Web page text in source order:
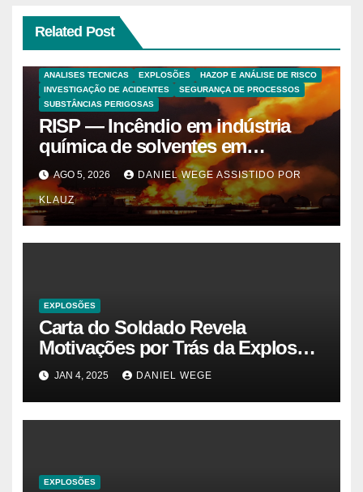
Related Post
ANALISES TECNICAS EXPLOSÕES
HAZOP E ANÁLISE DE RISCO
INVESTIGAÇÃO DE ACIDENTES
SEGURANÇA DE PROCESSOS
SUBSTÂNCIAS PERIGOSAS
RISP — Incêndio em indústria
química de solventes em
Itaquaquecetuba/SP
(UNIQUIMA/Quema)
AGO 5, 2026 DANIEL WEGE ASSISTIDO POR
KLAUZ
EXPLOSÕES
Carta do Soldado Revela
Motivações por Trás da Explosão
do Cybertruck em Las Vegas –
Gazeta Brasil
JAN 4, 2025 DANIEL WEGE
EXPLOSÕES